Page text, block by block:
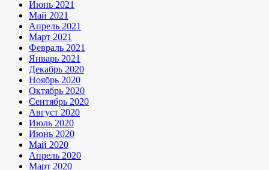
Июнь 2021
Май 2021
Апрель 2021
Март 2021
Февраль 2021
Январь 2021
Декабрь 2020
Ноябрь 2020
Октябрь 2020
Сентябрь 2020
Август 2020
Июль 2020
Июнь 2020
Май 2020
Апрель 2020
Март 2020